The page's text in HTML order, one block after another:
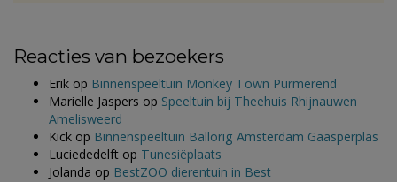
Reacties van bezoekers
Erik op Binnenspeeltuin Monkey Town Purmerend
Marielle Jaspers op Speeltuin bij Theehuis Rhijnauwen
Amelisweerd
Kick op Binnenspeeltuin Ballorig Amsterdam Gaasperplas
Luciededelft op Tunesiëplaats
Jolanda op BestZOO dierentuin in Best